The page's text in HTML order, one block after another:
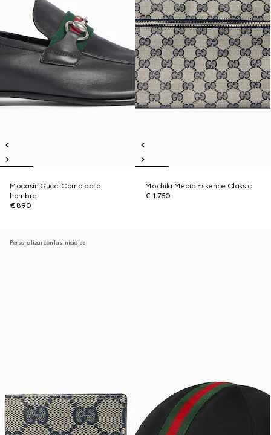
Mocasín Gucci Como para
hombre
€ 890
Mochila Media Essence Classic
€ 1.750
Personalizar con las iniciales